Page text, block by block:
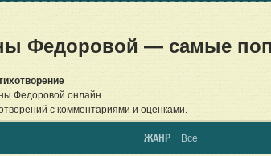
Федоровой — самые
Федоровой онлайн.
с комментариями и оценками.
ЖАНР Все